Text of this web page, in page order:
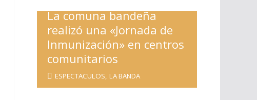
La comuna bandeña
realizó una «Jornada de
Inmunización» en centros
comunitarios
ESPECTACULOS, LA BANDA